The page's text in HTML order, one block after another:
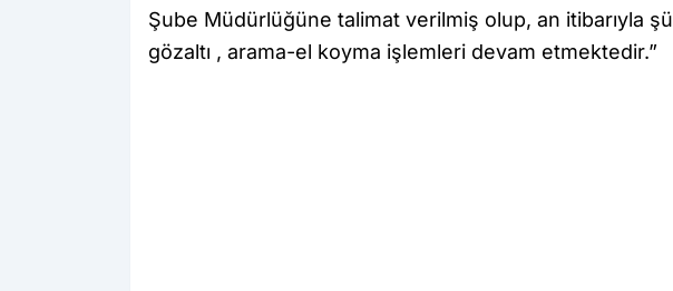
Şube Müdürlüğüne talimat verilmiş olup, an itibarıyla
gözaltı , arama-el koyma işlemleri devam etmektedir.”